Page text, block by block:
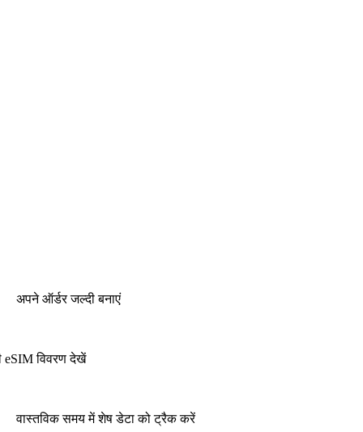
अपने ऑर्डर जल्दी बनाएं
eSIM विवरण देखें
वास्तविक समय में शेष डेटा को ट्रैक करें